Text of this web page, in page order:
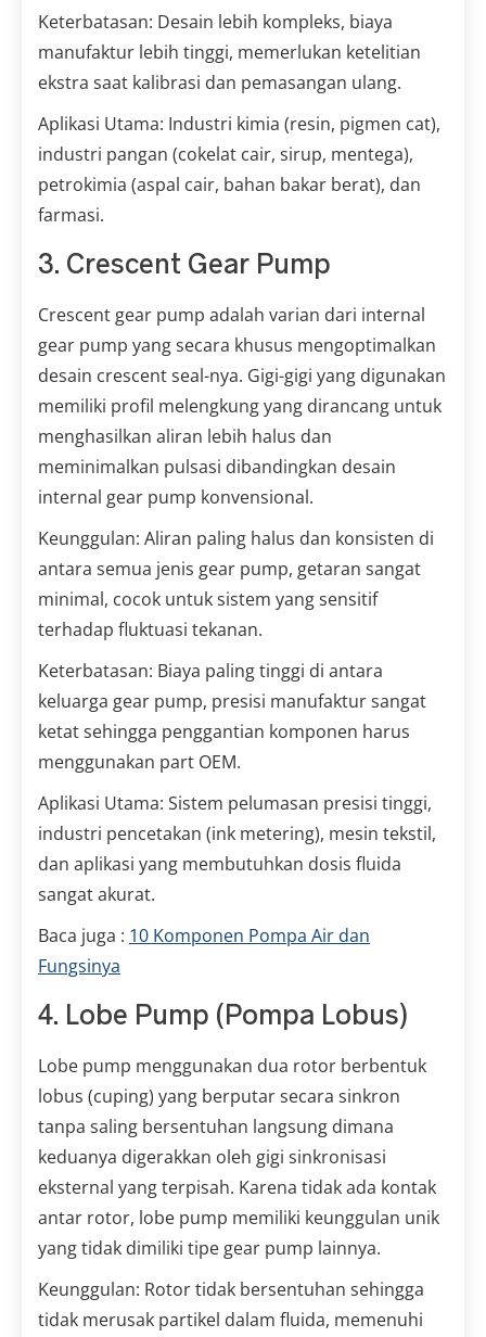
Keterbatasan: Desain lebih kompleks, biaya
manufaktur lebih tinggi, memerlukan ketelitian
ekstra saat kalibrasi dan pemasangan ulang.
Aplikasi Utama: Industri kimia (resin, pigmen cat),
industri pangan (cokelat cair, sirup, mentega),
petrokimia (aspal cair, bahan bakar berat), dan
farmasi.
3. Crescent Gear Pump
Crescent gear pump adalah varian dari internal
gear pump yang secara khusus mengoptimalkan
desain crescent seal-nya. Gigi-gigi yang digunakan
memiliki profil melengkung yang dirancang untuk
menghasilkan aliran lebih halus dan
meminimalkan pulsasi dibandingkan desain
internal gear pump konvensional.
Keunggulan: Aliran paling halus dan konsisten di
antara semua jenis gear pump, getaran sangat
minimal, cocok untuk sistem yang sensitif
terhadap fluktuasi tekanan.
Keterbatasan: Biaya paling tinggi di antara
keluarga gear pump, presisi manufaktur sangat
ketat sehingga penggantian komponen harus
menggunakan part OEM.
Aplikasi Utama: Sistem pelumasan presisi tinggi,
industri pencetakan (ink metering), mesin tekstil,
dan aplikasi yang membutuhkan dosis fluida
sangat akurat.
Baca juga : 10 Komponen Pompa Air dan
Fungsinya
4. Lobe Pump (Pompa Lobus)
Lobe pump menggunakan dua rotor berbentuk
lobus (cuping) yang berputar secara sinkron
tanpa saling bersentuhan langsung dimana
keduanya digerakkan oleh gigi sinkronisasi
eksternal yang terpisah. Karena tidak ada kontak
antar rotor, lobe pump memiliki keunggulan unik
yang tidak dimiliki tipe gear pump lainnya.
Keunggulan: Rotor tidak bersentuhan sehingga
tidak merusak partikel dalam fluida, memenuhi